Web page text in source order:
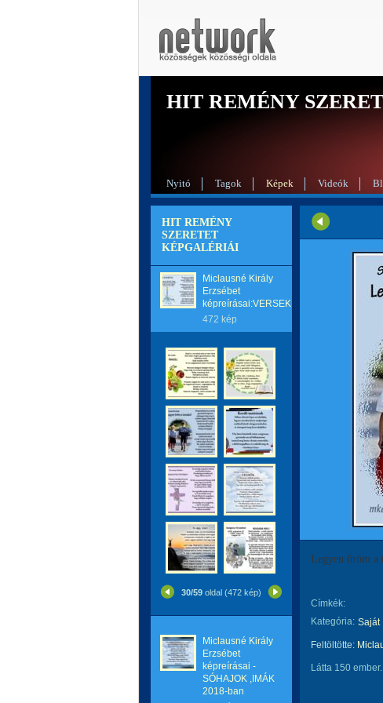
HIT REMÉNY
Nyitó Tagok Képek Videók
HIT REMÉNY
SZERETET
KÉPGALÉRIÁI
Miclausné Király
Erzsébet
képreírásai:VERSEK
472 kép
30/59 oldal (472 kép)
Miclausné Király
Erzsébet
képreírásai -
SÓHAJOK ,IMÁK
2018-ban
Legyen öröm a
Címkék:
Kategória: Saját
Feltöltötte:
Látta 150 ember.